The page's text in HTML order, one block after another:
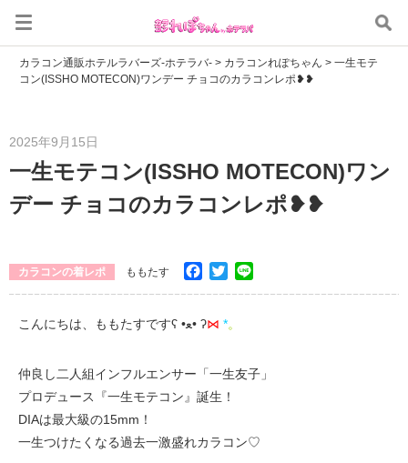
カラコン通販ホテルラバーズ-ホテラバ- > カラコンれぽちゃん >一生モテ
コン(ISSHO MOTECON)ワンデー チョコのカラコンレポ❥❥
2025年9月15日
一生モテコン(ISSHO MOTECON)ワン
デー チョコのカラコンレポ❥❥
カラコンの着レポ ももたす Facebook
Twitter
こんにちは、ももたすですʕ •ﻌ• ʔ⋈ *。
仲良し二人組インフルエンサー「一生友子」
プロデュース『一生モテコン』誕生！
DIAは最大級の15mm！
一生つけたくなる過去一激盛れカラコン♡